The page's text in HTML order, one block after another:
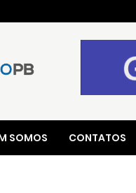
SOMOS CONTATOS